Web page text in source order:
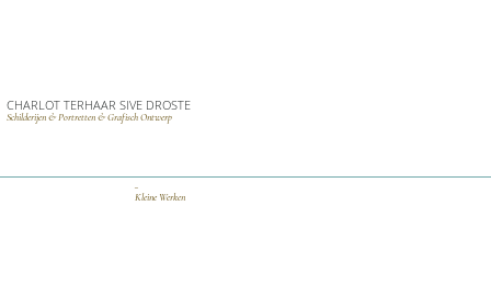
CHARLOT TERHAAR SIVE DROSTE
Schilderijen & Portretten & Grafisch Ontwerp
Kleine Werken